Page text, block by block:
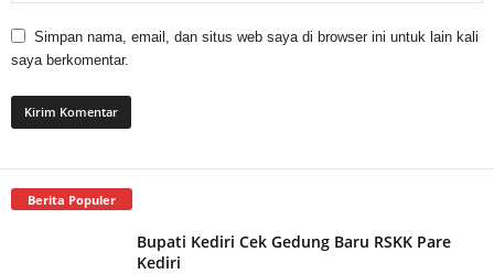
Simpan nama, email, dan situs web saya di browser ini untuk lain kali
saya berkomentar.
Berita Populer
Bupati Kediri Cek Gedung Baru RSKK Pare
Kediri